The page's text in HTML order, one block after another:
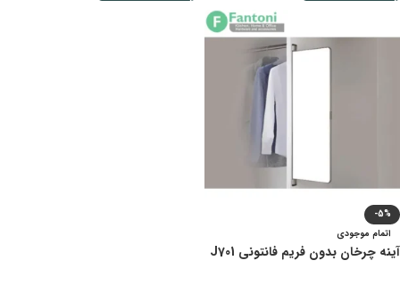
-5%
اتمام موجودی
آینه چرخان بدون فریم فانتونی J701